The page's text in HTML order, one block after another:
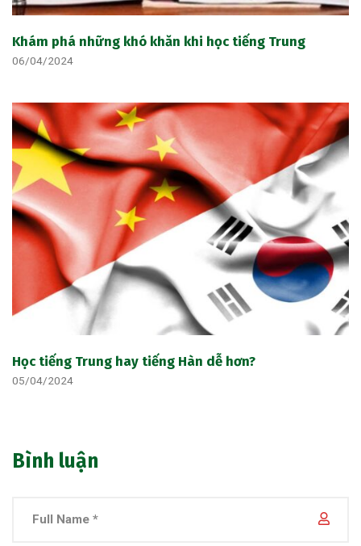
Khám phá những khó khăn khi học tiếng Trung
06/04/2024
Học tiếng Trung hay tiếng Hàn dễ hơn?
05/04/2024
Bình luận